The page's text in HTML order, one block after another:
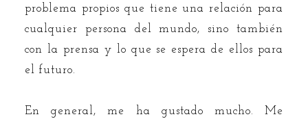
problema propios que tiene una relación para
cualquier persona del mundo, sino también
con la prensa y lo que se espera de ellos para
el futuro.
En general, me ha gustado mucho. Me